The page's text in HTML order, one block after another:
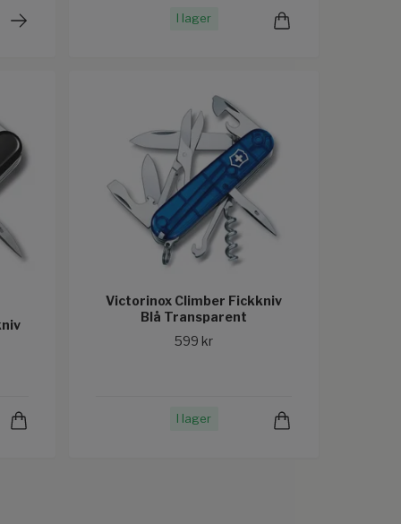
I lager
Victorinox Climber Fickkniv
Blå Transparent
599 kr
I lager